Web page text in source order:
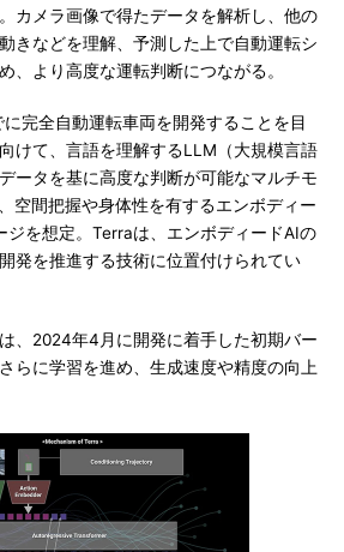
カメラ画像で得たデータを解析し、他の
きなどを理解、予測した上で自動運転シ
、より高度な運転判断につながる。
完全自動運転車両を開発することを目
けて、言語を理解するLLM（大規模言語
ータを基に高度な判断が可能なマルチモ
空間把握や身体性を有するエンボディー
ジを想定。Terraは、エンボディードAIの
発を推進する技術に位置付けられてい
、2024年4月に開発に着手した初期バー
らに学習を進め、生成速度や精度の向上